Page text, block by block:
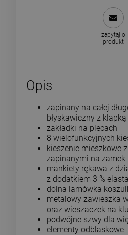
zapytaj o
produkt
Opis
zapinany na całej
błyskawiczny z klapką
zakładki na plecach
8 wielofunkcyjnych
kieszenie mieszkowe
zapinanymi na zamek
mankiety rękawa z
z dodatkiem 3 %
dolna lamówka
metalowy zawieszka
oraz wieszaczek na
podwójne szwy dla
elementy odblaskowe